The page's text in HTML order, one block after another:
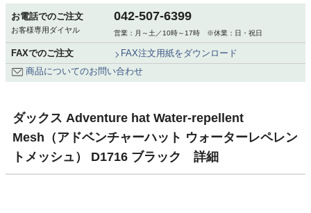
お電話でのご注文
お客様専用ダイヤル
042-507-6399
営業：月～土／10時～17時 ※休業：日・祝日
FAXでのご注文
FAX注文用紙をダウンロード
商品についてのお問い合わせ
ダックス Adventure hat Water-repellent
Mesh（アドベンチャーハット ウォーターレペレン
トメッシュ） D1716 ブラック 詳細